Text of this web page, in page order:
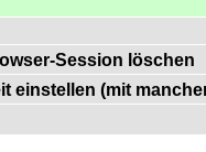
Session löschen
einstellen (mit